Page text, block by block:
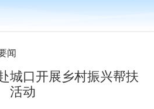
闻
城口开展乡村振兴帮扶
活动